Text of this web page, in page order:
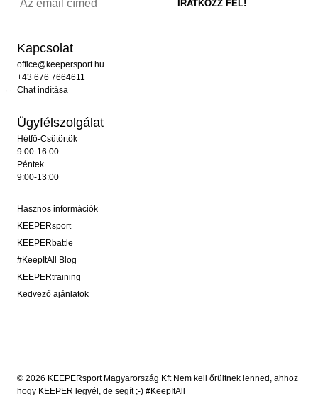
Kapcsolat
office@keepersport.hu
+43 676 7664611
Chat indítása
Ügyfélszolgálat
Hétfő-Csütörtök
9:00-16:00
Péntek
9:00-13:00
Hasznos információk
KEEPERsport
KEEPERbattle
#KeepItAll Blog
KEEPERtraining
Kedvező ajánlatok
© 2026 KEEPERsport Magyarország Kft Nem kell őrültnek lenned, ahhoz
hogy KEEPER legyél, de segít ;-) #KeepItAll